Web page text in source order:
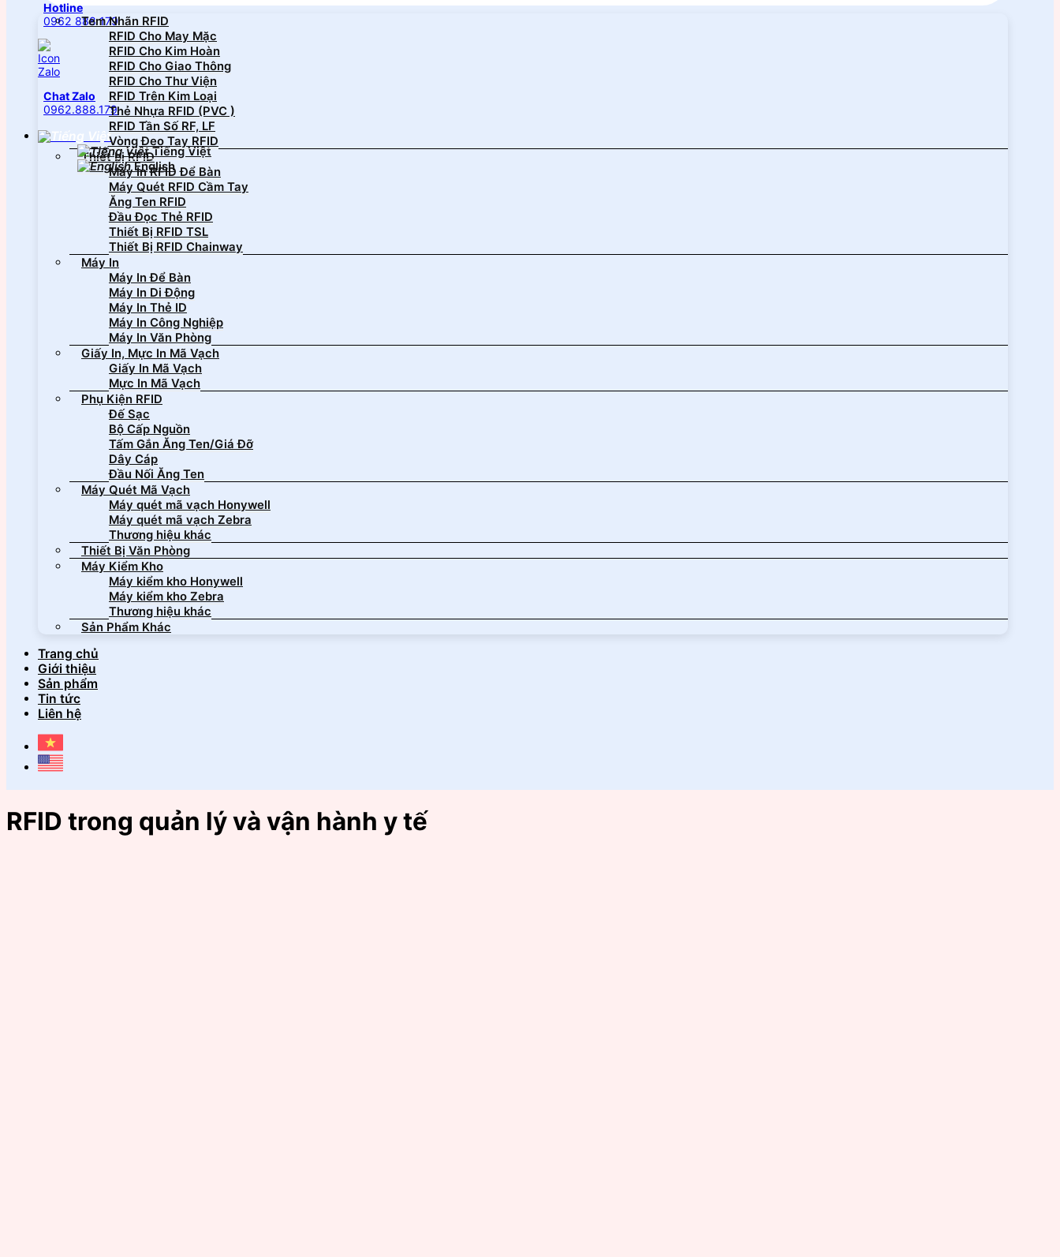
Hotline
0962 888 179
Chat Zalo
0962.888.179
Tiếng Việt
English
Tem Nhãn RFID
RFID Cho May Mặc
RFID Cho Kim Hoàn
RFID Cho Giao Thông
RFID Cho Thư Viện
RFID Trên Kim Loại
Thẻ Nhựa RFID (PVC )
RFID Tần Số RF, LF
Vòng Đeo Tay RFID
Thiết bị RFID
Máy In RFID Để Bàn
Máy Quét RFID Cầm Tay
Ăng Ten RFID
Đầu Đọc Thẻ RFID
Thiết Bị RFID TSL
Thiết Bị RFID Chainway
Máy In
Máy In Để Bàn
Máy In Di Động
Máy In Thẻ ID
Máy In Công Nghiệp
Máy In Văn Phòng
Giấy In, Mực In Mã Vạch
Giấy In Mã Vạch
Mực In Mã Vạch
Phụ Kiện RFID
Đế Sạc
Bộ Cấp Nguồn
Tấm Gắn Ăng Ten/Giá Đỡ
Dây Cáp
Đầu Nối Ăng Ten
Máy Quét Mã Vạch
Máy quét mã vạch Honywell
Máy quét mã vạch Zebra
Thương hiệu khác
Thiết Bị Văn Phòng
Máy Kiểm Kho
Máy kiểm kho Honywell
Máy kiểm kho Zebra
Thương hiệu khác
Sản Phẩm Khác
Trang chủ
Giới thiệu
Sản phẩm
Tin tức
Liên hệ
RFID trong quản lý và vận hành y tế